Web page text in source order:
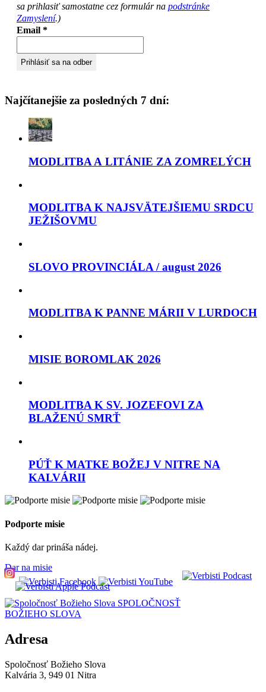
sa prihlasiť samostatne cez formulár na podstránke
Zamyslení.)
Email *
Najčítanejšie za posledných 7 dní:
MODLITBA A LITÁNIE ZA ZOMRELÝCH
MODLITBA K NAJSVÄTEJŠIEMU SRDCU
JEŽIŠOVMU
SLOVO PROVINCIÁLA / august 2026
MODLITBA K PANNE MÁRII V LURDOCH
MISIE BOROMLAK 2026
MODLITBA K SV. JOZEFOVI ZA
BLAŽENÚ SMRŤ
PÚŤ K MATKE BOŽEJ V NITRE NA
KALVÁRII
Podporte misie
Každý dar prináša nádej.
Dar na misie
SPOLOČNOSŤ
BOŽIEHO SLOVA
Adresa
Spoločnosť Božieho Slova
Kalvária 3, 949 01 Nitra